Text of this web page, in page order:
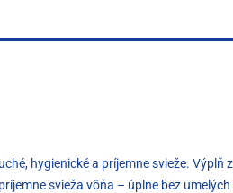
hygienické a príjemne svieže.
svieža vôňa – úplne bez